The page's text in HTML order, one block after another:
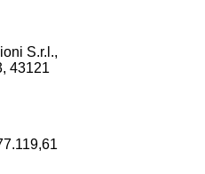
S.r.l.,
43121